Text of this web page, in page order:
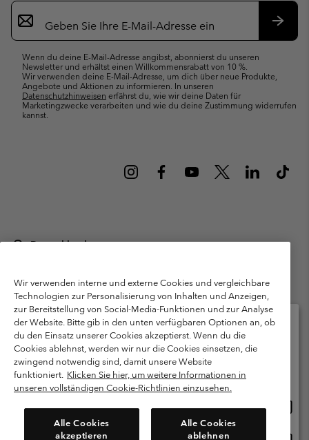
Newsletter-
Anmeldung
Wenn du deine E-Mail-Adresse angibst, abonnierst du unseren
Newsletter und erhältst einen Willkommensrabatt von 10 %.
Wir verwenden deine E-Mail-Adresse, um dich über neue Produkte,
Angebote und Aktionen zu informieren. In unseren
Datenschutzhinweisen erfährst du, wie wir deine Daten für
Marketingzwecke verarbeiten und wie du deine Zustimmung widerrufen
kannst.
Deutschland
München Deutschland. Alle Rechte vorbehalten.
Nutzungsbedingungen
Allgemeine Verkaufsbedingungen
Garantie
Datenschutzerklärung
Bestimmungen und Bedingungen des Mitglieder Programms
Nutzungsbedingungen Für Nutzergenerierte Inhalte
Cookies
Public CBCR
Kundenservice: Mo- Fr. 9:00 - 13:00 & 14:00- 18:00 Uhr
(+)498912081004
Wir verwenden interne und externe Cookies und vergleichbare
Technologien zur Personalisierung von Inhalten und Anzeigen,
zur Bereitstellung von Social-Media-Funktionen und zur Analyse
der Website. Bitte gib in den unten verfügbaren Optionen an, ob
du den Einsatz unserer Cookies akzeptierst. Wenn du die
Cookies ablehnst, werden wir nur die Cookies einsetzen, die
zwingend notwendig sind, damit unsere Website
funktioniert. Klicken Sie hier, um weitere Informationen in
unseren vollständigen Cookie-Richtlinien einzusehen.
Alle Cookies
akzeptieren
Alle Cookies
ablehnen
Bitte wählen Sie Ihr Lieferland und Ihre Sprache
Online-Einkauf verfügbar